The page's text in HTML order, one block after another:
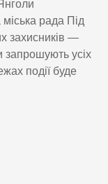
рада Під
захисників —
запрошують усіх
події буде